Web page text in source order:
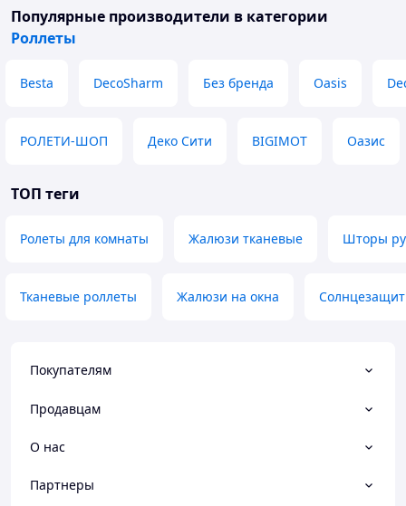
Популярные производители в категории
Роллеты
Besta DecoSharm Без бренда Oasis
РОЛЕТИ-ШОП Деко Сити BIGIMOT Оазис
ТОП теги
Ролеты для комнаты Жалюзи тканевые Шторы
Тканевые роллеты Жалюзи на окна
Покупателям
Продавцам
О нас
Партнеры